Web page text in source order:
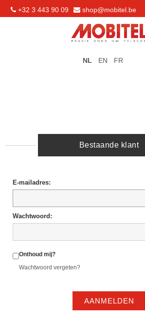
+32 3 443 90 09 shop@mobitel.be
NL EN FR
Bestaande klant
E-mailadres:
Wachtwoord:
Onthoud mij?
Wachtwoord vergeten?
AANMELDEN